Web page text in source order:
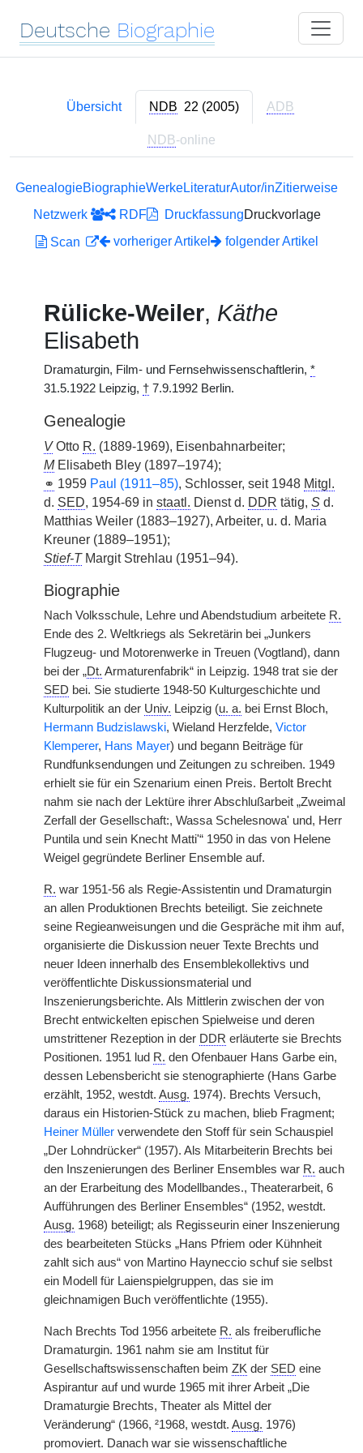
Deutsche Biographie
Übersicht NDB 22 (2005) ADB
NDB-online
GenealogieBiographieWerkeLiteraturAutor/inZitierweise
Netzwerk
RDF DruckfassungDruckvorlage
Scan
vorheriger Artikel folgender Artikel
Rülicke-Weiler, Käthe
Elisabeth
Dramaturgin, Film- und Fernsehwissenschaftlerin, *
31.5.1922 Leipzig, † 7.9.1992 Berlin.
Genealogie
VOtto R. (1889-1969), Eisenbahnarbeiter;
MElisabeth Bley (1897–1974);
⚭ 1959 Paul (1911–85), Schlosser, seit 1948 Mitgl.
d. SED, 1954-69 in staatl. Dienst d. DDR tätig, S d.
Matthias Weiler (1883–1927), Arbeiter, u. d. Maria
Kreuner (1889–1951);
Stief-TMargit Strehlau (1951–94).
Biographie
Nach Volksschule, Lehre und Abendstudium arbeitete R.
Ende des 2. Weltkriegs als Sekretärin bei „Junkers
Flugzeug- und Motorenwerke in Treuen (Vogtland), dann
bei der „Dt. Armaturenfabrik“ in Leipzig. 1948 trat sie der
SED bei. Sie studierte 1948-50 Kulturgeschichte und
Kulturpolitik an der Univ. Leipzig (u. a. bei Ernst Bloch,
Hermann Budzislawski, Wieland Herzfelde, Victor
Klemperer, Hans Mayer) und begann Beiträge für
Rundfunksendungen und Zeitungen zu schreiben. 1949
erhielt sie für ein Szenarium einen Preis. Bertolt Brecht
nahm sie nach der Lektüre ihrer Abschlußarbeit „Zweimal
Zerfall der Gesellschaft:, Wassa Schelesnowa' und, Herr
Puntila und sein Knecht Matti'“ 1950 in das von Helene
Weigel gegründete Berliner Ensemble auf.
R. war 1951-56 als Regie-Assistentin und Dramaturgin
an allen Produktionen Brechts beteiligt. Sie zeichnete
seine Regieanweisungen und die Gespräche mit ihm auf,
organisierte die Diskussion neuer Texte Brechts und
neuer Ideen innerhalb des Ensemblekollektivs und
veröffentlichte Diskussionsmaterial und
Inszenierungsberichte. Als Mittlerin zwischen der von
Brecht entwickelten epischen Spielweise und deren
umstrittener Rezeption in der DDR erläuterte sie Brechts
Positionen. 1951 lud R. den Ofenbauer Hans Garbe ein,
dessen Lebensbericht sie stenographierte (Hans Garbe
erzählt, 1952, westdt. Ausg. 1974). Brechts Versuch,
daraus ein Historien-Stück zu machen, blieb Fragment;
Heiner Müller verwendete den Stoff für sein Schauspiel
„Der Lohndrücker“ (1957). Als Mitarbeiterin Brechts bei
den Inszenierungen des Berliner Ensembles war R. auch
an der Erarbeitung des Modellbandes., Theaterarbeit, 6
Aufführungen des Berliner Ensembles“ (1952, westdt.
Ausg. 1968) beteiligt; als Regisseurin einer Inszenierung
des bearbeiteten Stücks „Hans Pfriem oder Kühnheit
zahlt sich aus“ von Martino Hayneccio schuf sie selbst
ein Modell für Laienspielgruppen, das sie im
gleichnamigen Buch veröffentlichte (1955).
Nach Brechts Tod 1956 arbeitete R. als freiberufliche
Dramaturgin. 1961 nahm sie am Institut für
Gesellschaftswissenschaften beim ZK der SED eine
Aspirantur auf und wurde 1965 mit ihrer Arbeit „Die
Dramaturgie Brechts, Theater als Mittel der
Veränderung“ (1966, ²1968, westdt. Ausg. 1976)
promoviert. Danach war sie wissenschaftliche